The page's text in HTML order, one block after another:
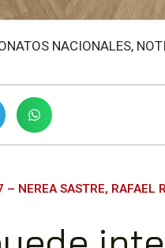
NACIONALES,